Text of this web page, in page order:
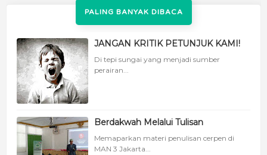
PALING BANYAK DIBACA
JANGAN KRITIK PETUNJUK KAMI!
Di tepi sungai yang menjadi sumber
perairan...
Berdakwah Melalui Tulisan
Memaparkan materi penulisan cerpen di
MAN 3 Jakarta...